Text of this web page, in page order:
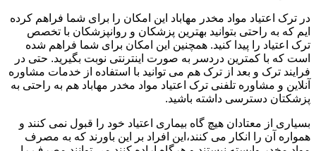
در ترک اعتیاد مواد مخدر مهاباد این امکان را برای شما فراهم کرده
ایم که به راحتی بتوانید بهترین پزشکان و روانپزشکان با تخصص
ترک اعتیاد را پیدا کنید. همچنین این امکان برای شما فراهم شده
است که با کمترین دردسر به صورت اینترنتی نوبت بگیرید. حتی در
فرایند ترک و بعد از ترک هم می توانید با استفاده از خدمات مشاوره
آنلاین و مشاوره تلفنی ترک اعتیاد مواد مخدر مهاباد هم به راحتی به
پزشکتان دسترسی داشته باشید.
بسیاری از معتادان هیچ گاه بیماری اعتیاد خود را قبول نمی کنند و
همواره آن را انکار می کنند،این افراد بر این باورند که به مصرف